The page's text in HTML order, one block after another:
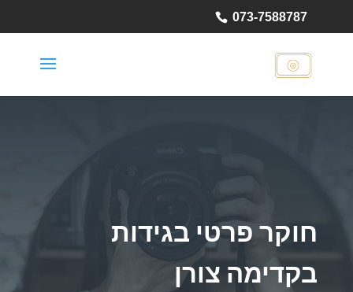
073-7588787
חוקר פרטי בגידות
בקדימה צורן